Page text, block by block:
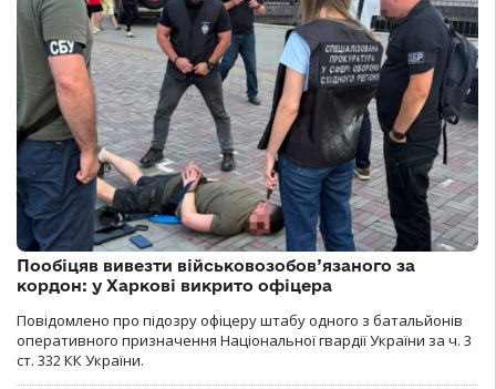
Пообіцяв вивезти військовозобов’язаного за
кордон: у Харкові викрито офіцера
Повідомлено про підозру офіцеру штабу одного з батальйонів
оперативного призначення Національної гвардії України за ч. 3
ст. 332 КК України.